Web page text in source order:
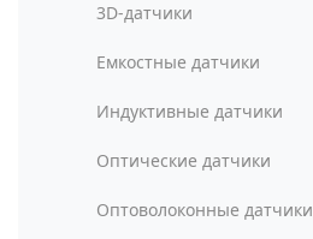
3D-датчики
Емкостные датчики
Индуктивные датчики
Оптические датчики
Оптоволоконные датчики